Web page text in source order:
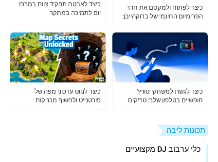
כיצד לפתוח ולמקסם את חדר
הפרימיום החינמי של ברוקהייבן:
כיצד לאבטח תפקיד צוות במרכז
יום לתמיכה במחקר
כיצד לגשת למשחקי סוויץ'
חופשיים בטלפון שלך: טריקים
כיצד לנווט עדכוני מפה של
פורטנייט ולחשוף מכניקות
תכונות ליבה
כלי ערבוב DJ מקצועיים